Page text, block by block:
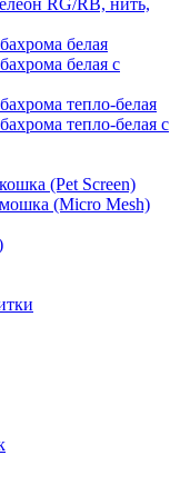
RG/RB, нить,
белая
белая с
тепло-белая
тепло-белая с
(Pet Screen)
(Micro Mesh)